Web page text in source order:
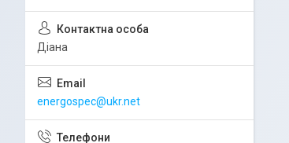
Діана
energospec@ukr.net